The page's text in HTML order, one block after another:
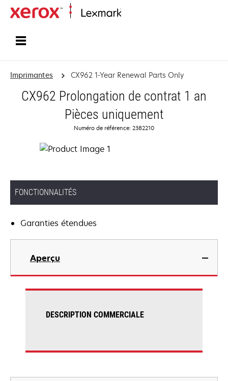
Imprimantes CX962 1-Year Renewal Parts Only
CX962 Prolongation de contrat 1 an
Pièces uniquement
Numéro de référence: 2382210
FONCTIONNALITÉS
Garanties étendues
Aperçu
DESCRIPTION COMMERCIALE